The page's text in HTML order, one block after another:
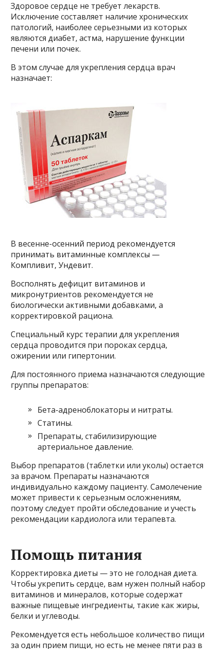
Здоровое сердце не требует лекарств.
Исключение составляет наличие хронических
патологий, наиболее серьезными из которых
являются диабет, астма, нарушение функции
печени или почек.
В этом случае для укрепления сердца врач
назначает:
В весенне-осенний период рекомендуется
принимать витаминные комплексы —
Компливит, Ундевит.
Восполнять дефицит витаминов и
микронутриентов рекомендуется не
биологически активными добавками, а
корректировкой рациона.
Специальный курс терапии для укрепления
сердца проводится при пороках сердца,
ожирении или гипертонии.
Для постоянного приема назначаются следующие
группы препаратов:
Бета-адреноблокаторы и нитраты.
Статины.
Препараты, стабилизирующие
артериальное давление.
Выбор препаратов (таблетки или уколы) остается
за врачом. Препараты назначаются
индивидуально каждому пациенту. Самолечение
может привести к серьезным осложнениям,
поэтому следует пройти обследование и учесть
рекомендации кардиолога или терапевта.
Помощь питания
Корректировка диеты — это не голодная диета.
Чтобы укрепить сердце, вам нужен полный набор
витаминов и минералов, которые содержат
важные пищевые ингредиенты, такие как жиры,
белки и углеводы.
Рекомендуется есть небольшое количество пищи
за один прием пищи, но есть не менее пяти раз в